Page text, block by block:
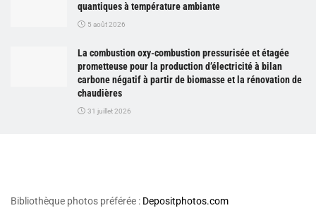
quantiques à température ambiante
5 août 2026
La combustion oxy-combustion pressurisée et étagée
prometteuse pour la production d’électricité à bilan
carbone négatif à partir de biomasse et la rénovation de
chaudières
31 juillet 2026
Bibliothèque photos préférée : Depositphotos.com